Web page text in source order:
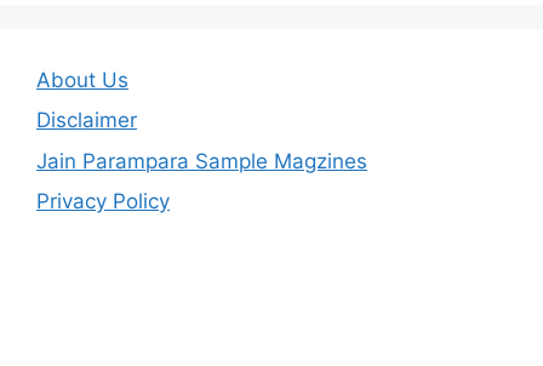
About Us
Disclaimer
Jain Parampara Sample Magzines
Privacy Policy